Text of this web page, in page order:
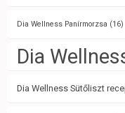
Dia Wellness Panírmorzsa (16)
Dia
Dia Wellness Sütőliszt